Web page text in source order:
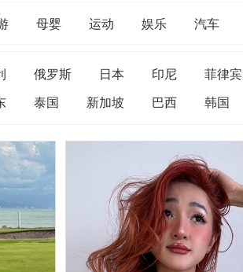
母婴 运动 娱乐 汽车
俄罗斯 日本 印尼
菲律宾
泰国 新加坡 巴西 韩国